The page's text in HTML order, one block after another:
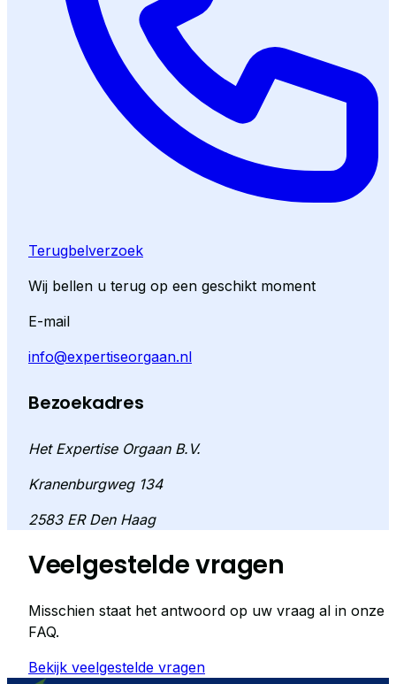
Terugbelverzoek
Wij bellen u terug op een geschikt moment
E-mail
info@expertiseorgaan.nl
Bezoekadres
Het Expertise Orgaan B.V.
Kranenburgweg 134
2583 ER Den Haag
Veelgestelde vragen
Misschien staat het antwoord op uw vraag al in onze
FAQ.
Bekijk veelgestelde vragen